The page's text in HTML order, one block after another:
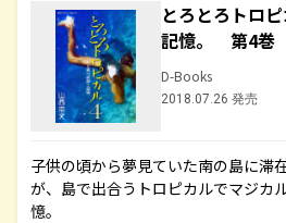
とろとろトロ
記憶。 第4巻
D-Books
2018.07.26 発売
子供の頃から夢見ていた南の島に滞
が、島で出合うトロピカルでマジカ
憶。